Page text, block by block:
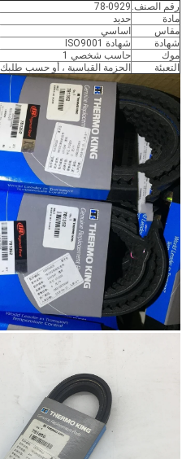
رقم الصنف. 78-0929
مادة
حديد
مقاس
اساسي
شهادة
شهادة ISO9001
موك
حاسب شخصي 1
التعبئة
الحزمة القياسية ، أو حسب طلبك